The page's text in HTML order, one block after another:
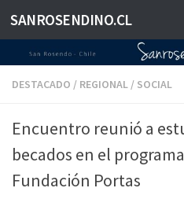
Saltar al contenido
SANROSENDINO.CL
DESTACADO / REGIONAL / SOCIAL
Encuentro reunió a
becados en el
Fundación Portas